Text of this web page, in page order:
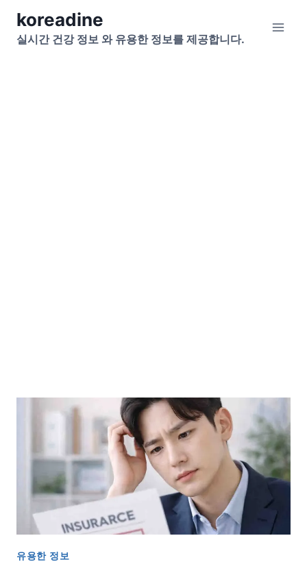
Skipkoreadine
실시간 건강 정보 와 유용한 정보를 제공합니다.
유용한 정보